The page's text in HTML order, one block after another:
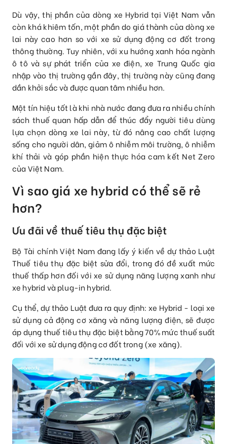
Dù vậy, thị phần của dòng xe Hybrid tại Việt Nam vẫn
còn khá khiêm tốn, một phần do giá thành của dòng xe
lai này cao hơn so với xe sử dụng động cơ đốt trong
thông thường. Tuy nhiên, với xu hướng xanh hóa ngành
ô tô và sự phát triển của xe điện, xe Trung Quốc gia
nhập vào thị trường gần đây, thị trường này cũng đang
dần khởi sắc và được quan tâm nhiều hơn.
Một tín hiệu tốt là khi nhà nước đang đưa ra nhiều chính
sách thuế quan hấp dẫn để thúc đẩy người tiêu dùng
lựa chọn dòng xe lai này, từ đó nâng cao chất lượng
sống cho người dân, giảm ô nhiễm môi trường, ô nhiễm
khí thải và góp phần hiện thực hóa cam kết Net Zero
của Việt Nam.
Vì sao giá xe hybrid có thể sẽ rẻ
hơn?
Ưu đãi về thuế tiêu thụ đặc biệt
Bộ Tài chính Việt Nam đang lấy ý kiến về dự thảo Luật
Thuế tiêu thụ đặc biệt sửa đổi, trong đó đề xuất mức
thuế thấp hơn đối với xe sử dụng năng lượng xanh như
xe hybrid và plug-in hybrid.
Cụ thể, dự thảo Luật đưa ra quy định: xe Hybrid - loại xe
sử dụng cả động cơ xăng và năng lượng điện, sẽ được
áp dụng thuế tiêu thụ đặc biệt bằng 70% mức thuế suất
đối với xe sử dụng động cơ đốt trong (xe xăng).